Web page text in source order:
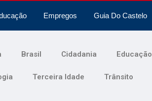
Empregos Guia Do Castelo
Brasil Cidadania Educação
Terceira Idade Trânsito